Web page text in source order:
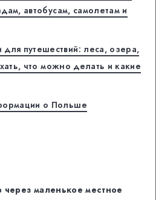
автобусам, самолетам и
путешествий: леса, озера,
что можно делать и какие
о Польше
маленькое местное